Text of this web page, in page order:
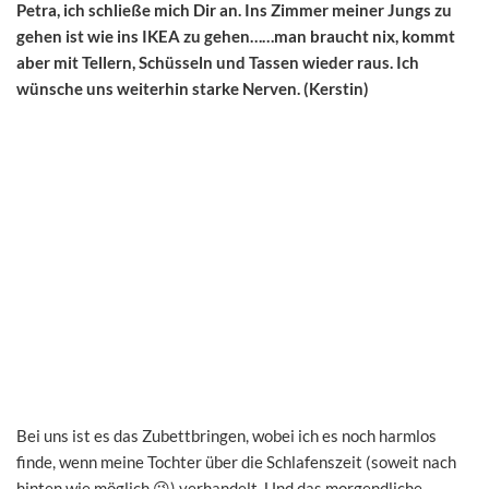
Petra, ich schließe mich Dir an. Ins Zimmer meiner Jungs zu
gehen ist wie ins IKEA zu gehen……man braucht nix, kommt
aber mit Tellern, Schüsseln und Tassen wieder raus. Ich
wünsche uns weiterhin starke Nerven. (Kerstin)
Bei uns ist es das Zubettbringen, wobei ich es noch harmlos
finde, wenn meine Tochter über die Schlafenszeit (soweit nach